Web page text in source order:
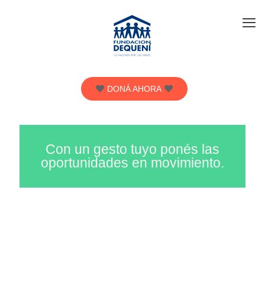
DONÁ AHORA
Con un gesto tuyo ponés las
oportunidades en movimiento.